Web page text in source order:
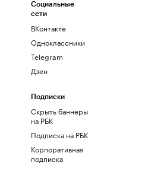
Социальные
сети
ВКонтакте
Одноклассники
Telegram
Дзен
Подписки
Скрыть баннеры
на РБК
Подписка на РБК
Корпоративная
подписка